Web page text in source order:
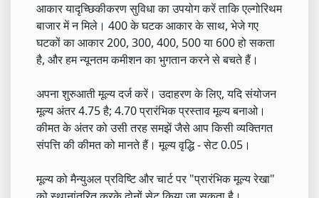
आकार यादृच्छिकीकरण सुविधा का उपयोग करें ताकि एल्गोरिथम
बाजार में न मिले। 400 के घटक आकार के साथ, भेजे गए
घटकों का आकार 200, 300, 400, 500 या 600 हो सकता
है, और हम न्यूनतम कमीशन का भुगतान करने से बचते हैं।
अपना शुरुआती मूल्य दर्ज करें। उदाहरण के लिए, यदि संयोजन
मूल्य अंतर 4.75 है; 4.70 प्रारंभिक प्रस्ताव मूल्य बनाओ।
कीमत के अंतर को उसी तरह समझें जैसे आप किसी व्यक्तिगत
संपत्ति की कीमत को मानते हैं। मूल्य वृद्धि - सेट 0.05।
मूल्य को मैन्युअल प्रविष्टि और चार्ट पर "प्रारंभिक मूल्य रेखा"